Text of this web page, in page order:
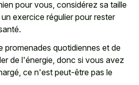
pour vous, considérez sa taille
exercice régulier pour rester
promenades quotidiennes et de
de l'énergie, donc si vous avez
ce n'est peut-être pas le